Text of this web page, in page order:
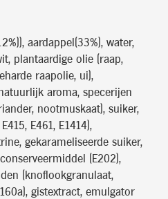
aardappel(33%), water,
plantaardige olie (raap,
raapolie, ui),
aroma, specerijen
nootmuskaat), suiker,
E461, E1414),
gekarameliseerde suiker,
(E202),
(knoflookgranulaat,
gistextract, emulgator